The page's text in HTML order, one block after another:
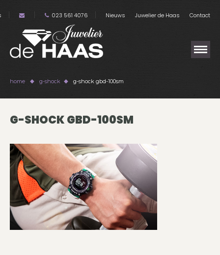
023 561 4076 Nieuws Juwelier de Haas Contact
home g-shock g-shock gbd-100sm
G-SHOCK GBD-100SM